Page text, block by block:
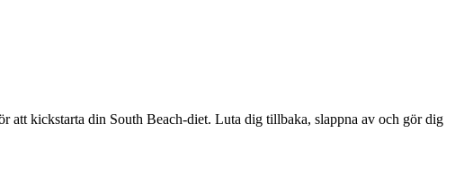
att kickstarta din South Beach-diet. Luta dig tillbaka, slappna av och gör dig